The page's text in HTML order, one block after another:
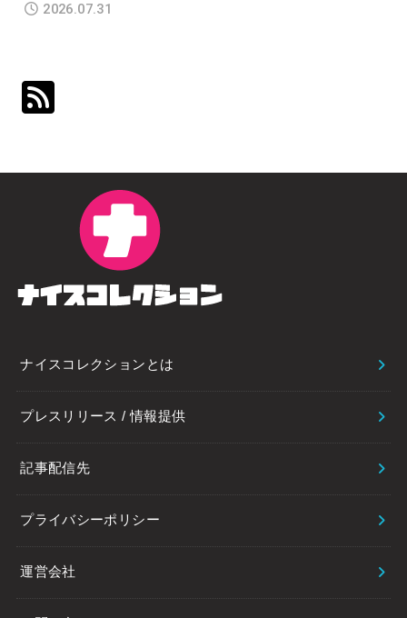
2026.07.31
ナイスコレクションとは
プレスリリース / 情報提供
記事配信先
プライバシーポリシー
運営会社